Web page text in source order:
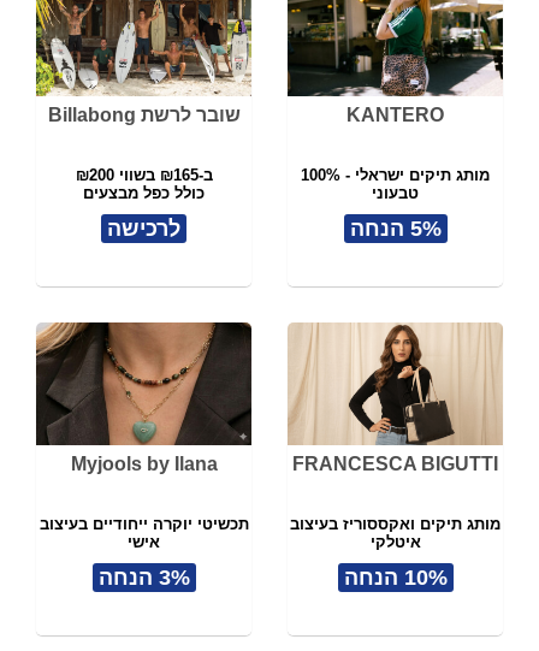
KANTERO
מותג תיקים ישראלי - 100%
טבעוני
תל אביב
5% הנחה
שובר לרשת Billabong
ב-₪165 בשווי ₪200
כולל כפל מבצעים
לרכישה
FRANCESCA BIGUTTI
מותג תיקים ואקססוריז בעיצוב
איטלקי
10% הנחה
Myjools by Ilana
תכשיטי יוקרה ייחודיים בעיצוב
אישי
3% הנחה